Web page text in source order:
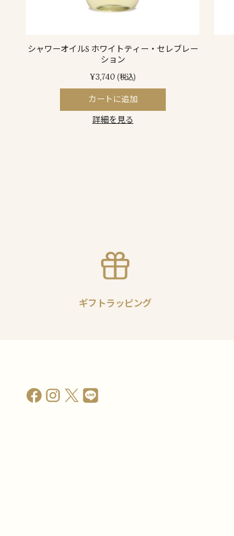
シャワーオイルS ホワイトティー・セレブレー
ション
¥3,740 (税込)
カートに追加
詳細を見る
ギフトラッピング